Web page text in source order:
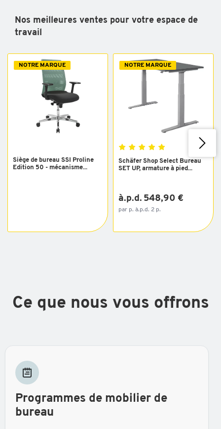
Nos meilleures ventes pour votre espace de
travail
NOTRE MARQUE
Siège de bureau SSI Proline
Edition 50 - mécanisme...
NOTRE MARQUE
Schäfer Shop Select Bureau
SET UP, armature à pied...
à.p.d. 548,90 €
par p. à.p.d. 2 p.
Ce que nous vous offrons
Programmes de mobilier de
bureau